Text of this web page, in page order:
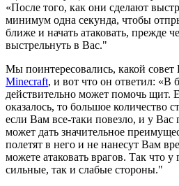
«После того, как они сделают
минимум одна секунда, чтобы
ближе и начать атаковать, прежде
выстрельнуть в Вас."
Мы поинтересовались, какой
Minecraft, и вот что он ответил: «В
действительно может помочь щит.
оказалось, то большое количество
если Вам все-таки повезло, и у Вас
может дать значительное
полетят в него и не нанесут Вам
можете атаковать врагов. Так что у
сильные, так и слабые стороны."